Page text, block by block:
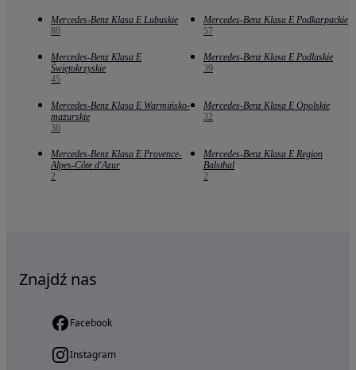
Mercedes-Benz Klasa E Lubuskie
80
Mercedes-Benz Klasa E Podkarpackie
57
Mercedes-Benz Klasa E
Świętokrzyskie
45
Mercedes-Benz Klasa E Podlaskie
39
Mercedes-Benz Klasa E Warmińsko-
mazurskie
36
Mercedes-Benz Klasa E Opolskie
32
Mercedes-Benz Klasa E Provence-
Alpes-Côte d'Azur
2
Mercedes-Benz Klasa E Region
Balsthal
2
Znajdź nas
Facebook
Instagram